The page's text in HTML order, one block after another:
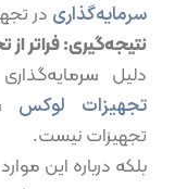
سرمایه‌گذاری در
نتیجه‌گیری: فراتر از
دلیل
تجهیزات لوکس
تجهیزات نیست.
بلکه درباره این